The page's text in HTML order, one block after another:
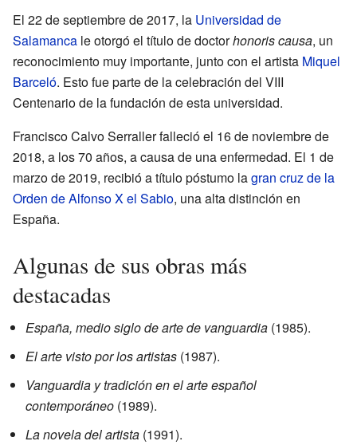
El 22 de septiembre de 2017, la Universidad de
Salamanca le otorgó el título de doctorhonoris causa, un
reconocimiento muy importante, junto con el artista Miquel
Barceló. Esto fue parte de la celebración del VIII
Centenario de la fundación de esta universidad.
Francisco Calvo Serraller falleció el 16 de noviembre de
2018, a los 70 años, a causa de una enfermedad. El 1 de
marzo de 2019, recibió a título póstumo lagran cruz de la
Orden de Alfonso X el Sabio, una alta distinción en
España.
Algunas de sus obras más
destacadas
España, medio siglo de arte de vanguardia (1985).
El arte visto por los artistas (1987).
Vanguardia y tradición en el arte español
contemporáneo (1989).
La novela del artista (1991).